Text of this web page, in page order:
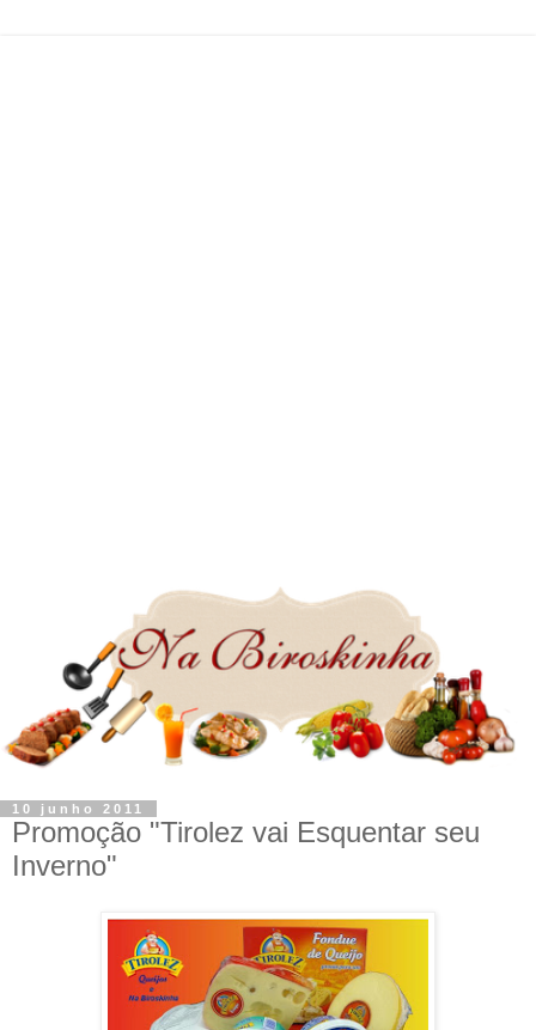
10 junho 2011
Promoção "Tirolez vai Esquentar seu
Inverno"